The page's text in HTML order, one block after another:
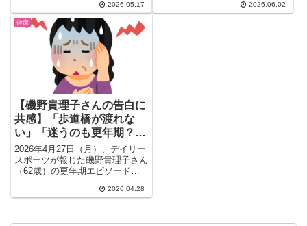
食材（さつまいも・アボカド・お
酢）や冷凍保存のコツも紹介。腎
臓疾患・ダイエット中の方への注
意点も必見。
2026.05.17
化物を増やしたら再び痩せ始めた
2026.06.02
健康
【磯野貴理子さんの告白に
共感】「歩道橋が渡れな
い」「迷うのも更年期？」
アラフィフ・ガル民が打ち
明けた、知られざる更年期
のリアル
2026年4月27日（月）、デイリー
スポーツが報じた磯野貴理子さん
（62歳）の更年期エピソード。
2026.04.28